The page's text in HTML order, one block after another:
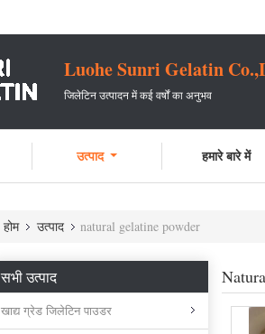
Luohe Sunri Gelatin
जिलेटिन उत्पादन में कई वर्षों का अनुभव
उत्पाद हमारे बारे में
होम उत्पाद natural gelatine powder
सभी उत्पाद
खाद्य ग्रेड जिलेटिन पाउडर